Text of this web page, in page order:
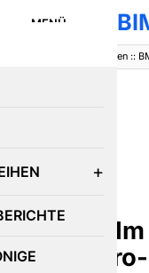
MENÜ
Baureihen::
BMW i4:
der